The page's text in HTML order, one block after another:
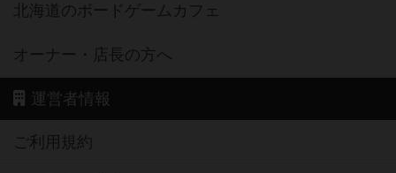
北海道のボードゲームカフェ
オーナー・店長の方へ
運営者情報
ご利用規約